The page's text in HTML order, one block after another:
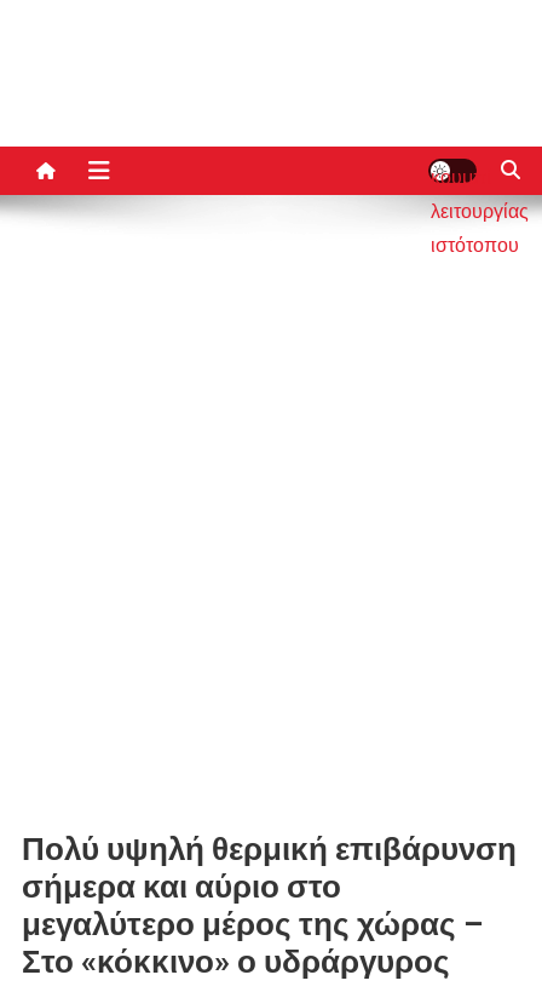
κουμπί
λειτουργίας
ιστότοπου
Πολύ υψηλή θερμική επιβάρυνση
σήμερα και αύριο στο
μεγαλύτερο μέρος της χώρας –
Στο «κόκκινο» ο υδράργυρος